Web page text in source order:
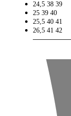
24,5 38 39
25 39 40
25,5 40 41
26,5 41 42